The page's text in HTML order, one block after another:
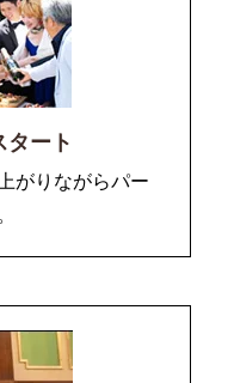
タート
がりながらパー